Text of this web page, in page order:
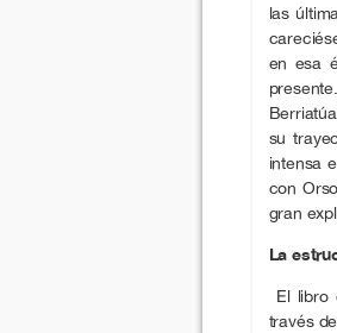
las
en esa
su
intensa
con
gran
La
El libro
través